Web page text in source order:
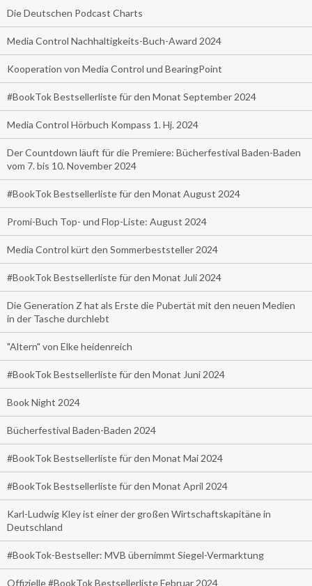
Die Deutschen Podcast Charts
Media Control Nachhaltigkeits-Buch-Award 2024
Kooperation von Media Control und BearingPoint
#BookTok Bestsellerliste für den Monat September 2024
Media Control Hörbuch Kompass 1. Hj. 2024
Der Countdown läuft für die Premiere: Bücherfestival Baden-Baden
vom 7. bis 10. November 2024
#BookTok Bestsellerliste für den Monat August 2024
Promi-Buch Top- und Flop-Liste: August 2024
Media Control kürt den Sommerbeststeller 2024
#BookTok Bestsellerliste für den Monat Juli 2024
Die Generation Z hat als Erste die Pubertät mit den neuen Medien
in der Tasche durchlebt
"Altern" von Elke heidenreich
#BookTok Bestsellerliste für den Monat Juni 2024
Book Night 2024
Bücherfestival Baden-Baden 2024
#BookTok Bestsellerliste für den Monat Mai 2024
#BookTok Bestsellerliste für den Monat April 2024
Karl-Ludwig Kley ist einer der großen Wirtschaftskapitäne in
Deutschland
#BookTok-Bestseller: MVB übernimmt Siegel-Vermarktung
Offizielle #BookTok Bestsellerliste Februar 2024